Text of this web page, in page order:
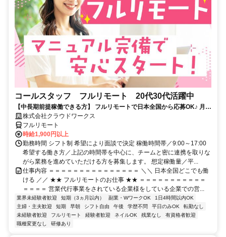
コールスタッフ フルリモート 20代30代活躍中
【中長期前提稼働できる方】 フルリモートで日本全国から応募OK♪ 月稼
働80時間で安定収入！
株式会社クラウドワークス
フルリモート
時給1,900円以上
勤務時間 シフト制 希望により面談で決定 稼働時間帯／9:00～17:00
希望する働き方／上記の時間帯を中心に、チームと密に連携を取りな
がら業務を進めていただける方を募集します。 想定稼働量／平...
仕事内容 ＝＝＝＝＝＝＝＝＝＝＝＝＝＝＝ ＼＼ 日本全国どこでも働
ける ／／ ★★ フルリモートのお仕事 ★★ ＝＝＝＝＝＝＝＝＝＝＝
＝＝＝＝ 営業代行事業をされている企業様をしている企業での営...
業界未経験者歓迎 短期（3ヵ月以内） 副業・WワークOK
1日4時間以内OK
主婦・主夫歓迎
短期 早朝 シフト自由 午後 学歴不問 平日のみOK
転勤なし
未経験者歓迎
フルリモート 経験者歓迎 ネイルOK 残業なし
有資格者歓迎
職種変更なし
研修あり